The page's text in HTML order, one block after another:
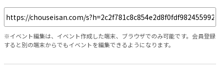
※イベント編集は、イベント作成した端末、ブラウザでのみ可能です。会員登録
すると別の端末からでもイベントを編集できるようになります。